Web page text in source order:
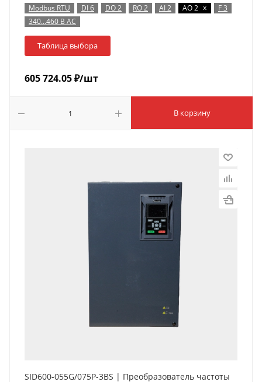
Modbus RTU
DI 6 DO 2 RO 2 AI 2 AO 2 x
F 3
340…460 В AC
Таблица выбора
605 724.05₽/шт
В корзину
SID600-055G/075P-3BS | Преобразователь частоты